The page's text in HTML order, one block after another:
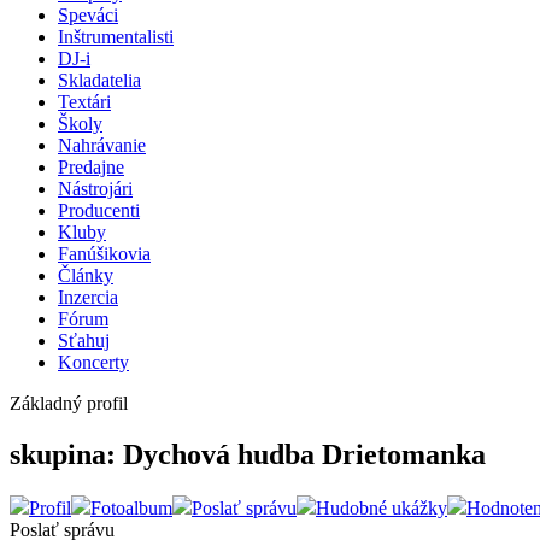
Speváci
Inštrumentalisti
DJ-i
Skladatelia
Textári
Školy
Nahrávanie
Predajne
Nástrojári
Producenti
Kluby
Fanúšikovia
Články
Inzercia
Fórum
Sťahuj
Koncerty
Základný profil
skupina: Dychová hudba Drietomanka
Profil Fotoalbum Poslať správu Hudobné ukážky
Poslať správu